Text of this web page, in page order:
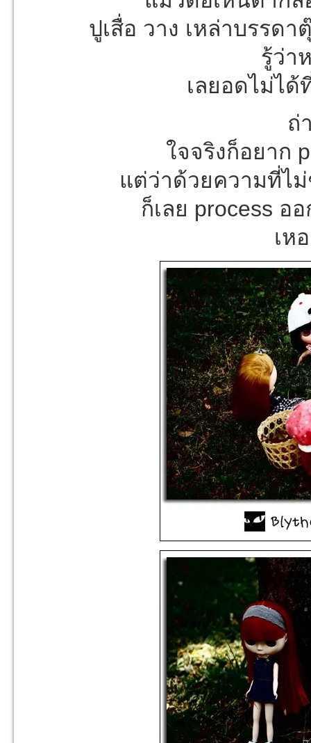
ปูเสื่อ วาง เหล่าบรรด
รู้ว่า
เลยอดไม่ได้
ถ่
ใจจริงก็อยาก
แต่ว่าด้วยความที่ไ
ก็เลย process อ
เห